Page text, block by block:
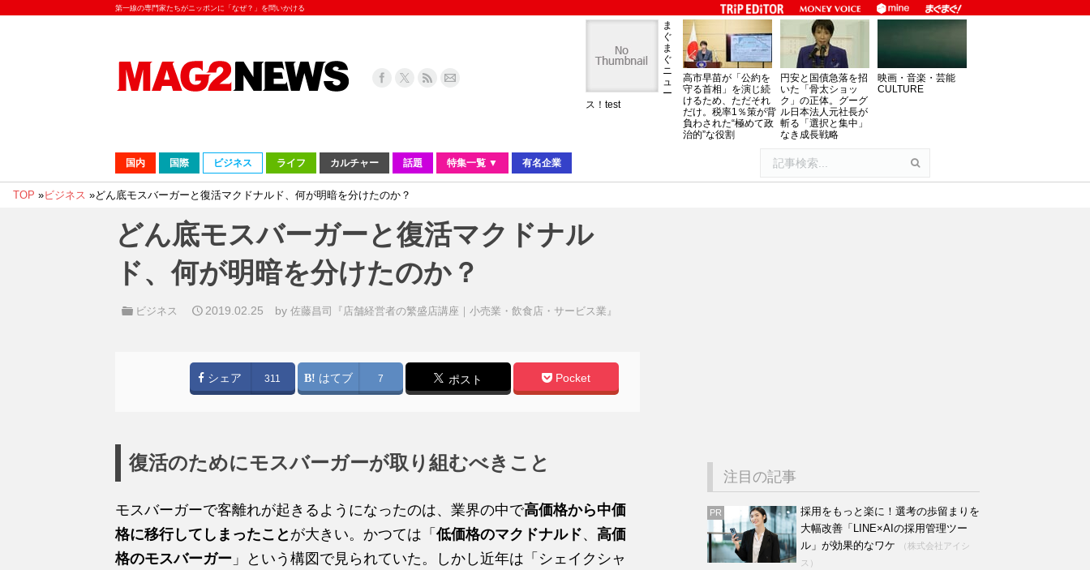
第一線の専門家たちがニッポンに「なぜ？」を問いかける
ま
ぐ
ま
ぐ
ニ
ュ
ー
ス！test
高市早苗が「公約を
守る首相」を演じ続
けるため、ただそれ
だけ。税率1％策が背
負わされた“極めて政
治的”な役割
円安と国債急落を招
いた「骨太ショッ
ク」の正体。グーグ
ル日本法人元社長が
斬る「選択と集中」
なき成長戦略
映画・音楽・芸能
CULTURE
国内 国際 ビジネス ライフ カルチャー 話題 特集一覧 ▼ 有名企業
TOP »ビジネス »どん底モスバーガーと復活マクドナルド、何が明暗を分けたのか？
どん底モスバーガーと復活マクドナル
ド、何が明暗を分けたのか？
ビジネス 2019.02.25 by佐藤昌司『店舗経営者の繁盛店講座｜小売業・飲食店・サービス業』
シェア 311 はてブ 7 ポスト Pocket
復活のためにモスバーガーが取り組むべきこと
モスバーガーで客離れが起きるようになったのは、業界の中で高価格から中価
格に移行してしまったこと が大きい。かつては「 低価格のマクドナルド、 高価
格のモスバーガー 」という構図で見られていた。しかし近年は「シェイクシャ
注目の記事
PR
採用をもっと楽に！選考の歩留まりを
大幅改善「LINE×AIの採用管理ツー
ル」が効果的なワケ
（株式会社アイシ
ス）